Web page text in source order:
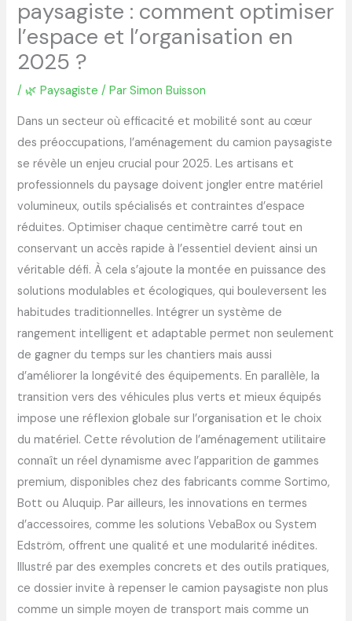
paysagiste : comment optimiser
l’espace et l’organisation en
2025 ?
/ 🌿 Paysagiste / ParSimon Buisson
Dans un secteur où efficacité et mobilité sont au cœur
des préoccupations, l’aménagement du camion paysagiste
se révèle un enjeu crucial pour 2025. Les artisans et
professionnels du paysage doivent jongler entre matériel
volumineux, outils spécialisés et contraintes d’espace
réduites. Optimiser chaque centimètre carré tout en
conservant un accès rapide à l’essentiel devient ainsi un
véritable défi. À cela s’ajoute la montée en puissance des
solutions modulables et écologiques, qui bouleversent les
habitudes traditionnelles. Intégrer un système de
rangement intelligent et adaptable permet non seulement
de gagner du temps sur les chantiers mais aussi
d’améliorer la longévité des équipements. En parallèle, la
transition vers des véhicules plus verts et mieux équipés
impose une réflexion globale sur l’organisation et le choix
du matériel. Cette révolution de l’aménagement utilitaire
connaît un réel dynamisme avec l’apparition de gammes
premium, disponibles chez des fabricants comme Sortimo,
Bott ou Aluquip. Par ailleurs, les innovations en termes
d’accessoires, comme les solutions VebaBox ou System
Edström, offrent une qualité et une modularité inédites.
Illustré par des exemples concrets et des outils pratiques,
ce dossier invite à repenser le camion paysagiste non plus
comme un simple moyen de transport mais comme un